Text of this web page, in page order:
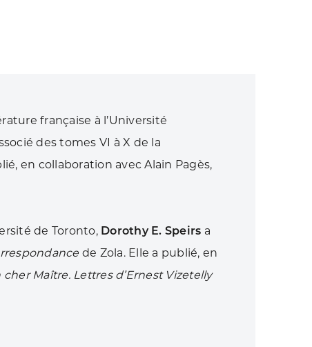
française à l’Université
des tomes VI à X de la
en collaboration avec Alain Pagès,
de Toronto, Dorothy E. Speirs a
de Zola. Elle a publié, en
cher Maître. Lettres d’Ernest Vizetelly